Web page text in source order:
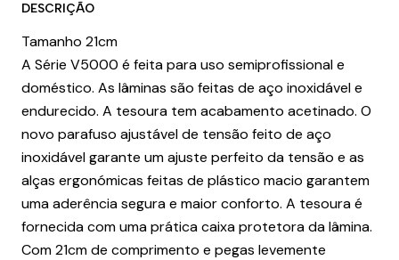
DESCRIÇÃO
Tamanho 21cm
A Série V5000 é feita para uso semiprofissional e
doméstico. As lâminas são feitas de aço inoxidável e
endurecido. A tesoura tem acabamento acetinado. O
novo parafuso ajustável de tensão feito de aço
inoxidável garante um ajuste perfeito da tensão e as
alças ergonómicas feitas de plástico macio garantem
uma aderência segura e maior conforto. A tesoura é
fornecida com uma prática caixa protetora da lâmina.
Com 21cm de comprimento e pegas levemente